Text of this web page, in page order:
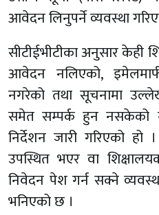
आवेदन लिनुपर्ने व्यवस्था
सीटीईभीटीका अनुसार केही
आवेदन नलिएको,
नगरेको तथा सूचनामा
समेत सम्पर्क हुन नसकेको
निर्देशन जारी गरिएको
उपस्थित भएर वा
निवेदन पेश गर्न सक्ने
भनिएको छ ।